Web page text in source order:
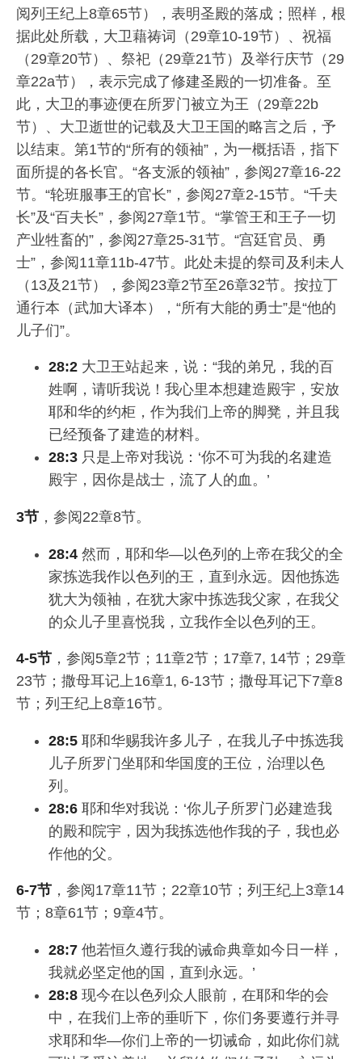
阅列王纪上8章65节），表明圣殿的落成；照样，根
据此处所载，大卫藉祷词（29章10-19节）、祝福
（29章20节）、祭祀（29章21节）及举行庆节（29
章22a节），表示完成了修建圣殿的一切准备。至
此，大卫的事迹便在所罗门被立为王（29章22b
节）、大卫逝世的记载及大卫王国的略言之后，予
以结束。第1节的“所有的领袖”，为一概括语，指下
面所提的各长官。“各支派的领袖”，参阅27章16-22
节。“轮班服事王的官长”，参阅27章2-15节。“千夫
长”及“百夫长”，参阅27章1节。“掌管王和王子一切
产业牲畜的”，参阅27章25-31节。“宫廷官员、勇
士”，参阅11章11b-47节。此处未提的祭司及利未人
（13及21节），参阅23章2节至26章32节。按拉丁
通行本（武加大译本），“所有大能的勇士”是“他的
儿子们”。
28:2 大卫王站起来，说：“我的弟兄，我的百
姓啊，请听我说！我心里本想建造殿宇，安放
耶和华的约柜，作为我们上帝的脚凳，并且我
已经预备了建造的材料。
28:3 只是上帝对我说：‘你不可为我的名建造
殿宇，因你是战士，流了人的血。’
3节 ，参阅22章8节。
28:4 然而，耶和华—以色列的上帝在我父的全
家拣选我作以色列的王，直到永远。因他拣选
犹大为领袖，在犹大家中拣选我父家，在我父
的众儿子里喜悦我，立我作全以色列的王。
4-5节 ，参阅5章2节；11章2节；17章7, 14节；29章
23节；撒母耳记上16章1, 6-13节；撒母耳记下7章8
节；列王纪上8章16节。
28:5 耶和华赐我许多儿子，在我儿子中拣选我
儿子所罗门坐耶和华国度的王位，治理以色
列。
28:6 耶和华对我说：‘你儿子所罗门必建造我
的殿和院宇，因为我拣选他作我的子，我也必
作他的父。
6-7节 ，参阅17章11节；22章10节；列王纪上3章14
节；8章61节；9章4节。
28:7 他若恒久遵行我的诫命典章如今日一样，
我就必坚定他的国，直到永远。’
28:8 现今在以色列众人眼前，在耶和华的会
中，在我们上帝的垂听下，你们务要遵行并寻
求耶和华—你们上帝的一切诫命，如此你们就